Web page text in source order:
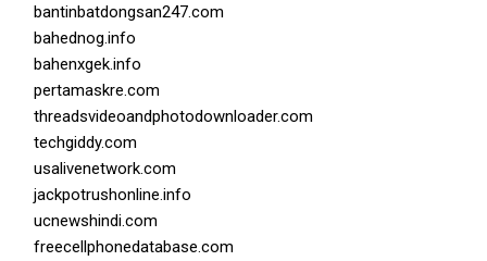
bantinbatdongsan247.com
bahednog.info
bahenxgek.info
pertamaskre.com
threadsvideoandphotodownloader.com
techgiddy.com
usalivenetwork.com
jackpotrushonline.info
ucnewshindi.com
freecellphonedatabase.com